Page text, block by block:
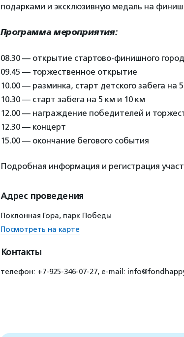
подарками и эксклюзивную медаль на
Программа мероприятия:
08.30 — открытие стартово-финишного
09.45 — торжественное открытие
10.00 — разминка, старт детского забега на
10.30 — старт забега на 5 км и 10 км
12.00 — награждение победителей и
12.30 — концерт
15.00 — окончание бегового события
Подробная информация и регистрация
Адрес проведения
Поклонная Гора, парк Победы
Посмотреть на карте
Контакты
телефон: +7-925-346-07-27, e-mail: